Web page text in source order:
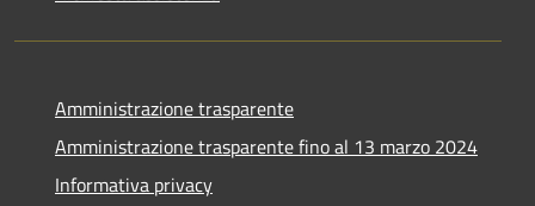
Amministrazione trasparente
Amministrazione trasparente fino al 13 marzo 2024
Informativa privacy